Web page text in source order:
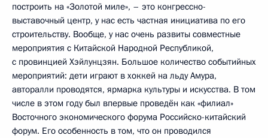
построить на «Золотой миле», – это конгрессно-
выставочный центр, у нас есть частная инициатива по его
строительству. Вообще, у нас очень развиты совместные
мероприятия с Китайской Народной Республикой,
с провинцией Хэйлунцзян. Большое количество событийных
мероприятий: дети играют в хоккей на льду Амура,
авторалли проводятся, ярмарка культуры и искусства. В том
числе в этом году был впервые проведён как «филиал»
Восточного экономического форума Российско-китайский
форум. Его особенность в том, что он проводился